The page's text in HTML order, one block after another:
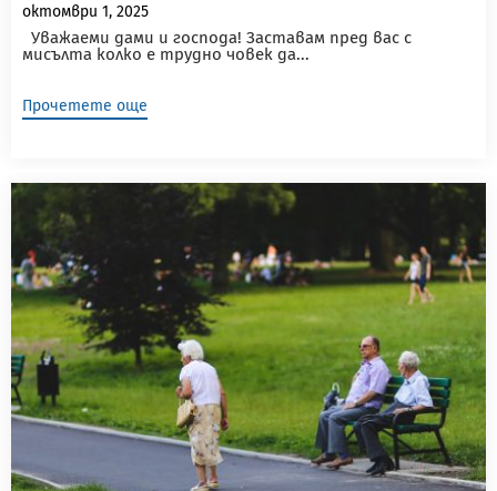
октомври 1, 2025
Уважаеми дами и господа! Заставам пред вас с
мисълта колко е трудно човек да...
Прочетете още